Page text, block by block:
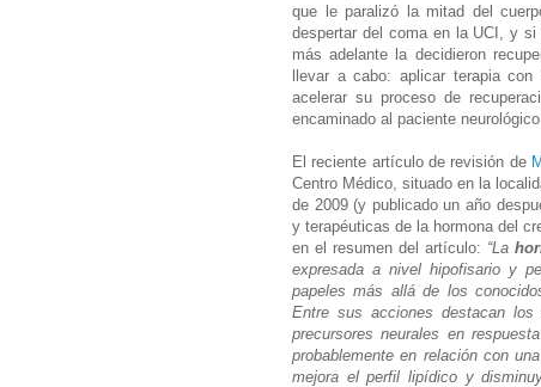
que le paralizó la mitad del
despertar del coma en la UCI, y
más adelante la decidieron
llevar a cabo: aplicar terapia con
acelerar su proceso de
encaminado al paciente
El reciente artículo de revisión de
Centro Médico, situado en la
de 2009 (y publicado un año
y terapéuticas de la hormona del
en el resumen del artículo: “La
expresada a nivel hipofisario y
papeles más allá de los
Entre sus acciones destacan los
precursores neurales en
probablemente en relación con
mejora el perfil lipídico y